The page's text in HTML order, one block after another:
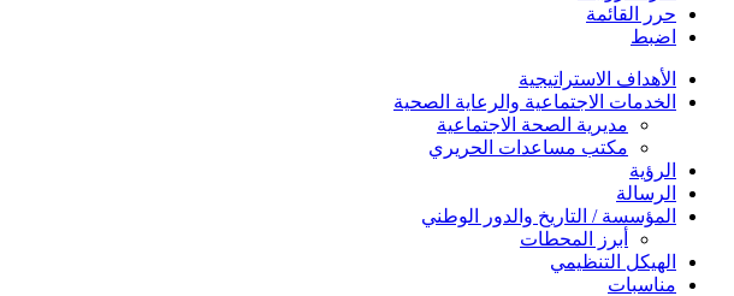
حرر القائمة
اضبط
الأهداف الاستراتيجية
الخدمات الاجتماعية والرعاية الصحية
مديرية الصحة الاجتماعية
مكتب مساعدات الحريري
الرؤية
الرسالة
المؤسسة / التاريخ والدور الوطني
أبرز المحطات
الهيكل التنظيمي
مناسبات